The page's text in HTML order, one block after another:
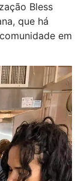
Bless
que há
em